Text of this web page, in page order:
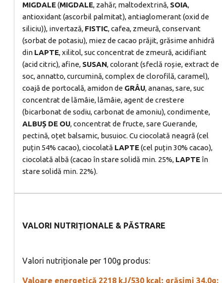
MIGDALE(MIGDALE, zahăr, maltodextrină, SOIA,
antioxidant (ascorbil palmitat), antiaglomerant (oxid de
siliciu)), invertază, FISTIC, cafea, zmeură, conservant
(sorbat de potasiu), miez de cacao prăjit, grăsime anhidră
din LAPTE, xilitol, suc concentrat de zmeură, acidifiant
(acid citric), afine, SUSAN, colorant (sfeclă roșie, extract de
soc, annatto, curcumină, complex de clorofilă, caramel),
coajă de portocală, amidon de GRÂU, ananas, sare, suc
concentrat de lămâie, lămâie, agent de crestere
(bicarbonat de sodiu, carbonat de amoniu), condimente,
ALBUȘ DE OU, concentrat de fructe, sare Guerande,
pectină, oțet balsamic, busuioc. Cu ciocolată neagră (cel
puțin 54% cacao), ciocolată LAPTE(cel puțin 30% cacao),
ciocolată albă (cacao în stare solidă min. 25%, LAPTEîn
stare solidă min. 22%).
VALORI NUTRIȚIONALE & PĂSTRARE
Valori nutriționale per 100g produs:
Valoare energetică 2218 kJ/530 kcal; grăsimi 34,0g: